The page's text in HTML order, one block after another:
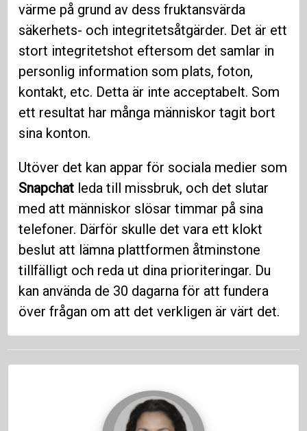
värme på grund av dess fruktansvärda
säkerhets- och integritetsåtgärder. Det är ett
stort integritetshot eftersom det samlar in
personlig information som plats, foton,
kontakt, etc. Detta är inte acceptabelt. Som
ett resultat har många människor tagit bort
sina konton.
Utöver det kan appar för sociala medier som
Snapchat leda till missbruk, och det slutar
med att människor slösar timmar på sina
telefoner. Därför skulle det vara ett klokt
beslut att lämna plattformen åtminstone
tillfälligt och reda ut dina prioriteringar. Du
kan använda de 30 dagarna för att fundera
över frågan om att det verkligen är värt det.